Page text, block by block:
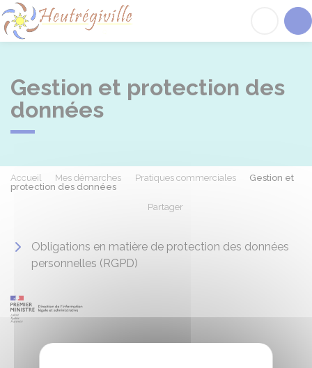
Gestion et protection des
données
Accueil Mes démarches Pratiques commerciales
Gestion et
protection des données
Partager
Obligations en matière de protection des données
personnelles (RGPD)